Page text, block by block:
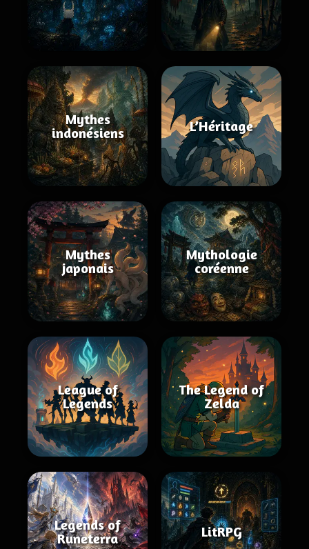
Mythes
indonésiens
L’Héritage
Mythes
japonais
Mythologie
coréenne
League of
Legends
The Legend of
Zelda
Legends of
Runeterra
LitRPG